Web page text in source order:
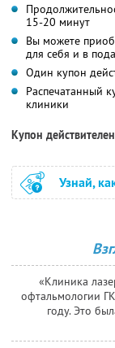
15-20 минут
Вы можете
для себя и в
Один купон
Распечатанный
клиники
Купон
Узнай,
«Клиника
офтальмологии
году. Это